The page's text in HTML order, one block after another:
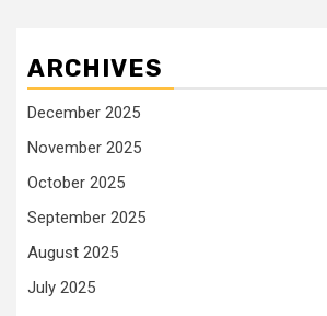
ARCHIVES
December 2025
November 2025
October 2025
September 2025
August 2025
July 2025